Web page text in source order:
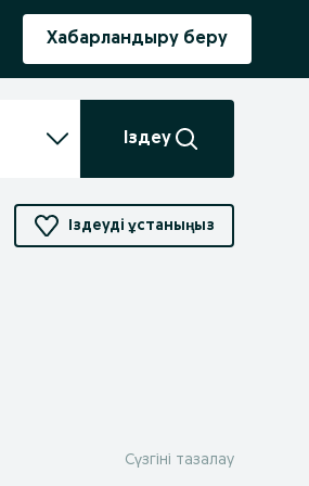
Хабарландыру беру
Іздеу
Іздеуді ұстаныңыз
Сүзгіні тазалау